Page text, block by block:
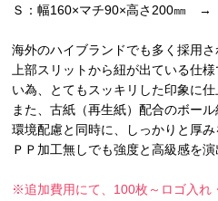
Ｓ：幅160×マチ90×高さ200㎜ →
海外のハイブランドでも多く採用さ
上部スリットから紐が出ている仕
い為、とてもスッキリした印象に仕
また、古紙（再生紙）配合のボール
環境配慮と同時に、しっかりと厚み
ＰＰ加工無しでも強度と高級感を演
※追加費用にて、100枚～ロゴ入れ